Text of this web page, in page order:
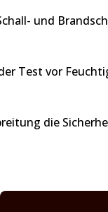
und
Test vor
die